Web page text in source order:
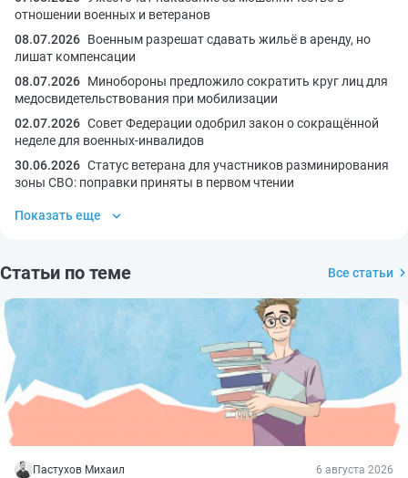
отношении военных и ветеранов
08.07.2026 Военным разрешат сдавать жильё в аренду, но
лишат компенсации
08.07.2026 Минобороны предложило сократить круг лиц для
медосвидетельствования при мобилизации
02.07.2026 Совет Федерации одобрил закон о сокращённой
неделе для военных-инвалидов
30.06.2026 Статус ветерана для участников разминирования
зоны СВО: поправки приняты в первом чтении
Показать еще
Статьи по теме Все статьи
Пастухов Михаил 6 августа 2026